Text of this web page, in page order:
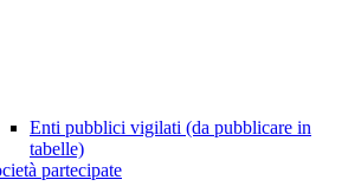
Enti pubblici vigilati (da pubblicare in
tabelle)
partecipate